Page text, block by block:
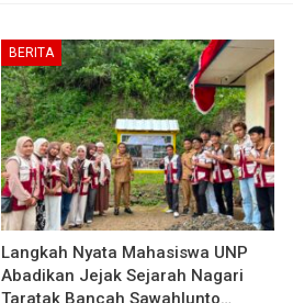
BERITA
Langkah Nyata Mahasiswa UNP
Abadikan Jejak Sejarah Nagari
Taratak Bancah Sawahlunto…